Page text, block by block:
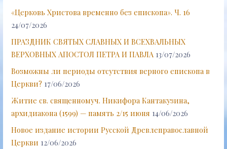
«Церковь Христова временно без епископа». Ч. 16
24/07/2026
ПРАЗДНИК СВЯТЫХ СЛАВНЫХ И ВСЕХВАЛЬНЫХ
ВЕРХОВНЫХ АПОСТОЛ ПЕТРА И ПАВЛА 13/07/2026
Возможны ли периоды отсутствия верного епископа в
Церкви? 17/06/2026
Житие св. священномуч. Никифора Кантакузина,
архидиакона (1599) — память 2/15 июня 14/06/2026
Новое издание истории Русской Древлеправославной
Церкви 12/06/2026